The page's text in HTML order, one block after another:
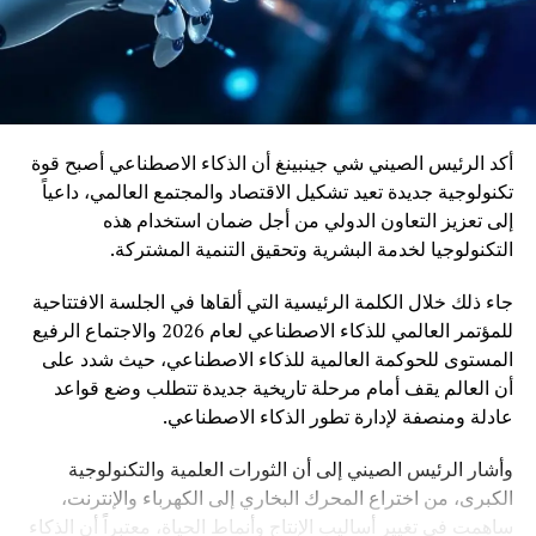
أكد الرئيس الصيني شي جينبينغ أن الذكاء الاصطناعي أصبح قوة
تكنولوجية جديدة تعيد تشكيل الاقتصاد والمجتمع العالمي، داعياً
إلى تعزيز التعاون الدولي من أجل ضمان استخدام هذه
التكنولوجيا لخدمة البشرية وتحقيق التنمية المشتركة.
جاء ذلك خلال الكلمة الرئيسية التي ألقاها في الجلسة الافتتاحية
للمؤتمر العالمي للذكاء الاصطناعي لعام 2026 والاجتماع الرفيع
المستوى للحوكمة العالمية للذكاء الاصطناعي، حيث شدد على
أن العالم يقف أمام مرحلة تاريخية جديدة تتطلب وضع قواعد
عادلة ومنصفة لإدارة تطور الذكاء الاصطناعي.
وأشار الرئيس الصيني إلى أن الثورات العلمية والتكنولوجية
الكبرى، من اختراع المحرك البخاري إلى الكهرباء والإنترنت،
ساهمت في تغيير أساليب الإنتاج وأنماط الحياة، معتبراً أن الذكاء